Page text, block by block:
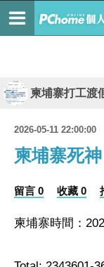
柬埔寨打工渡
2026-05-11 22:00:00
柬埔寨死
留言 0 收藏 0
柬埔寨時間：